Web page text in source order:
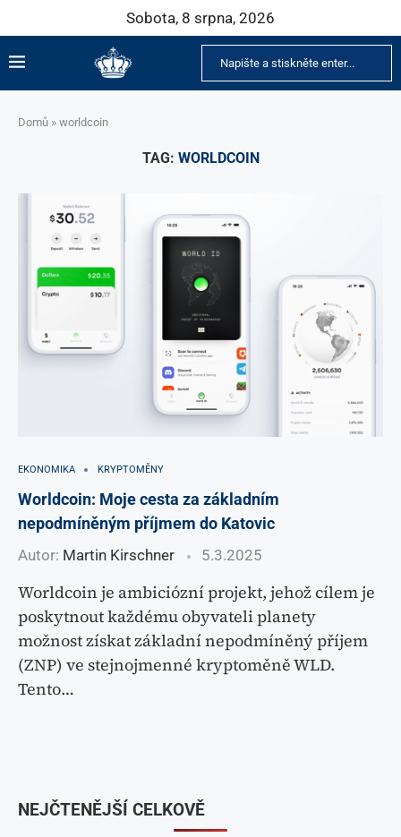
Sobota, 8 srpna, 2026
Domů » worldcoin
TAG: WORLDCOIN
EKONOMIKA KRYPTOMĚNY
Worldcoin: Moje cesta za základním
nepodmíněným příjmem do Katovic
Autor: Martin Kirschner 5.3.2025
Worldcoin je ambiciózní projekt, jehož cílem je
poskytnout každému obyvateli planety
možnost získat základní nepodmíněný příjem
(ZNP) ve stejnojmenné kryptoměně WLD.
Tento…
NEJČTENĚJŠÍ CELKOVĚ